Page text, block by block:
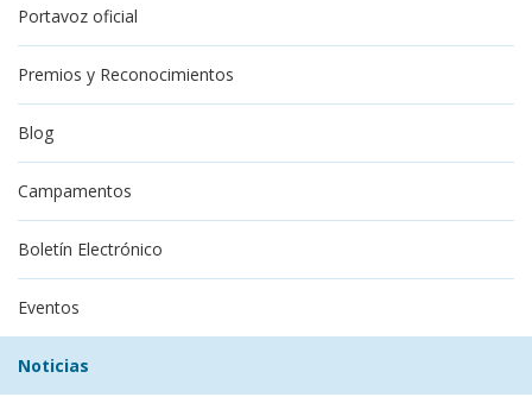
Portavoz oficial
Premios y Reconocimientos
Blog
Campamentos
Boletín Electrónico
Eventos
Noticias